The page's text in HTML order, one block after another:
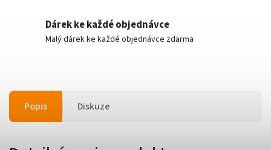
Dárek ke každé objednávce
Malý dárek ke každé objednávce zdarma
Popis Diskuze